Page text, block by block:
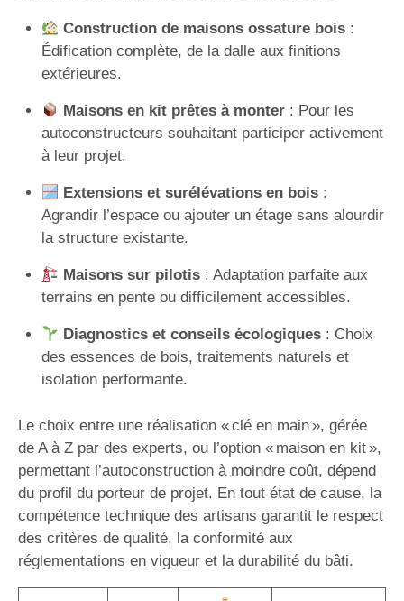
Construction de maisons ossature bois:
Édification complète, de la dalle aux finitions
extérieures.
Maisons en kit prêtes à monter: Pour les
autoconstructeurs souhaitant participer activement
à leur projet.
Extensions et surélévations en bois:
Agrandir l’espace ou ajouter un étage sans alourdir
la structure existante.
Maisons sur pilotis: Adaptation parfaite aux
terrains en pente ou difficilement accessibles.
Diagnostics et conseils écologiques: Choix
des essences de bois, traitements naturels et
isolation performante.
Le choix entre une réalisation « clé en main », gérée
de A à Z par des experts, ou l’option « maison en kit »,
permettant l’autoconstruction à moindre coût, dépend
du profil du porteur de projet. En tout état de cause, la
compétence technique des artisans garantit le respect
des critères de qualité, la conformité aux
réglementations en vigueur et la durabilité du bâti.